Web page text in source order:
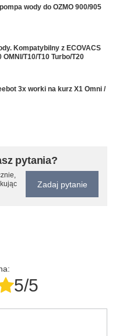
wody do OZMO 900/905
Kompatybilny z ECOVACS
OMNI/T10/T10 Turbo/T20
3x worki na kurz X1 Omni /
pytania?
Zadaj pytanie
5/5